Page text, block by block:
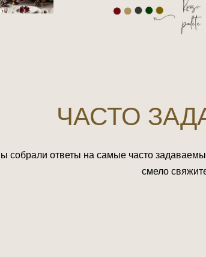
ЧАСТО
собрали ответы на самые часто
смело